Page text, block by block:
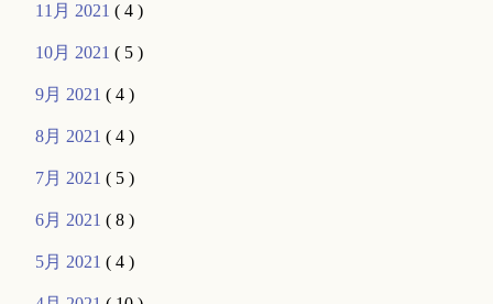
11月 2021( 4 )
10月 2021( 5 )
9月 2021( 4 )
8月 2021( 4 )
7月 2021( 5 )
6月 2021( 8 )
5月 2021( 4 )